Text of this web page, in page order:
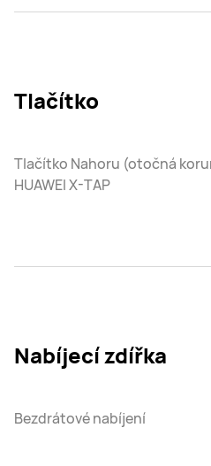
Tlačítko
Tlačítko Nahoru (otočná
HUAWEI X-TAP
Nabíjecí zdířka
Bezdrátové nabíjení